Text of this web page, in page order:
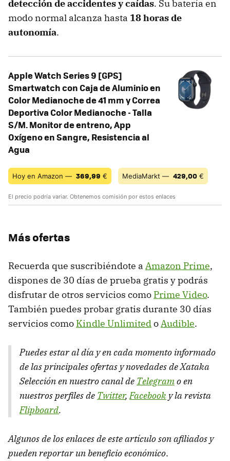
detección de accidentes y caídas. Su batería en
modo normal alcanza hasta 18 horas de
autonomía.
Apple Watch Series 9 [GPS]
Smartwatch con Caja de Aluminio en
Color Medianoche de 41 mm y Correa
Deportiva Color Medianoche - Talla
S/M. Monitor de entreno, App
Oxígeno en Sangre, Resistencia al
Agua
Hoy en Amazon — 369,99 € MediaMarkt — 429,00 €
El precio podría variar. Obtenemos comisión por estos enlaces
Más ofertas
Recuerda que suscribiéndote a Amazon Prime,
dispones de 30 días de prueba gratis y podrás
disfrutar de otros servicios como Prime Video.
También puedes probar gratis durante 30 días
servicios como Kindle UnlimitedoAudible.
Puedes estar al día y en cada momento informado
de las principales ofertas y novedades de Xataka
Selección en nuestro canal de Telegramo en
nuestros perfiles de Twitter,Facebook y la revista
Flipboard.
Algunos de los enlaces de este artículo son afiliados y
pueden reportar un beneficio económico.